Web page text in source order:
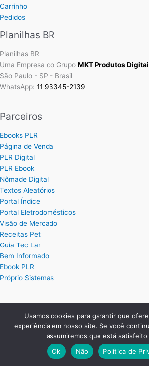
Carrinho
Pedidos
Planilhas BR
Planilhas BR
Uma Empresa do Grupo MKT Produtos
São Paulo - SP - Brasil
WhatsApp: 11 93345-2139
Parceiros
Ebooks PLR
Página de Venda
PLR Digital
PLR Ebook
Nômade Digital
Textos Aleatórios
Portal Índice
Portal Eletrodomésticos
Visão de Mercado
Receitas Pet
Guia Tec Lar
Bem Informado
Ebook PLR
Próprio Sistemas
Posts
Planilha Excel de Cálculo de Hora Extra
Planilha Excel para Plano de Cargos e Salários
Planilha de Ordem de Serviço Completa
Planilha de Controle de Treinamentos
Usamos cookies para garantir que
experiência em nosso site. Se você
assumiremos que está satisfeito
Ok
Não Política de